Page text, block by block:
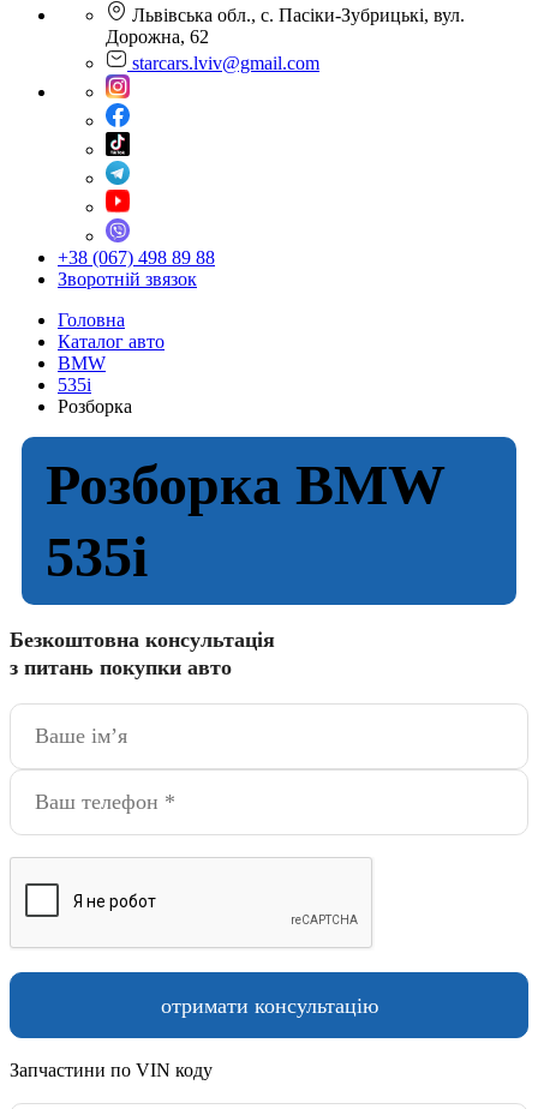
Львівська обл., с. Пасіки-Зубрицькі, вул.
Дорожна, 62
starcars.lviv@gmail.com
+38 (067) 498 89 88
Зворотній звязок
Головна
Каталог авто
BMW
535i
Розборка
Розборка BMW
535i
Безкоштовна консультація
з питань покупки авто
Запчастини по VIN коду